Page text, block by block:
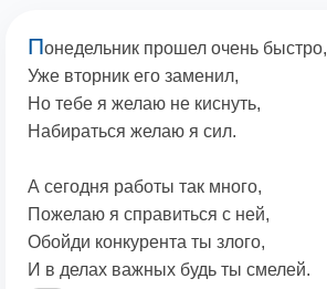
Понедельник прошел очень быстро,
Уже вторник его заменил,
Но тебе я желаю не киснуть,
Набираться желаю я сил.
А сегодня работы так много,
Пожелаю я справиться с ней,
Обойди конкурента ты злого,
И в делах важных будь ты смелей.